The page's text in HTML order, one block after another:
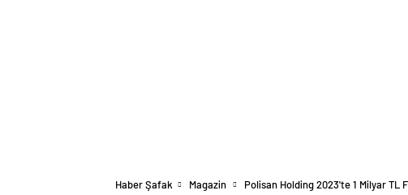
Haber Şafak Magazin Polisan Holding 2023'te 1 Milyar